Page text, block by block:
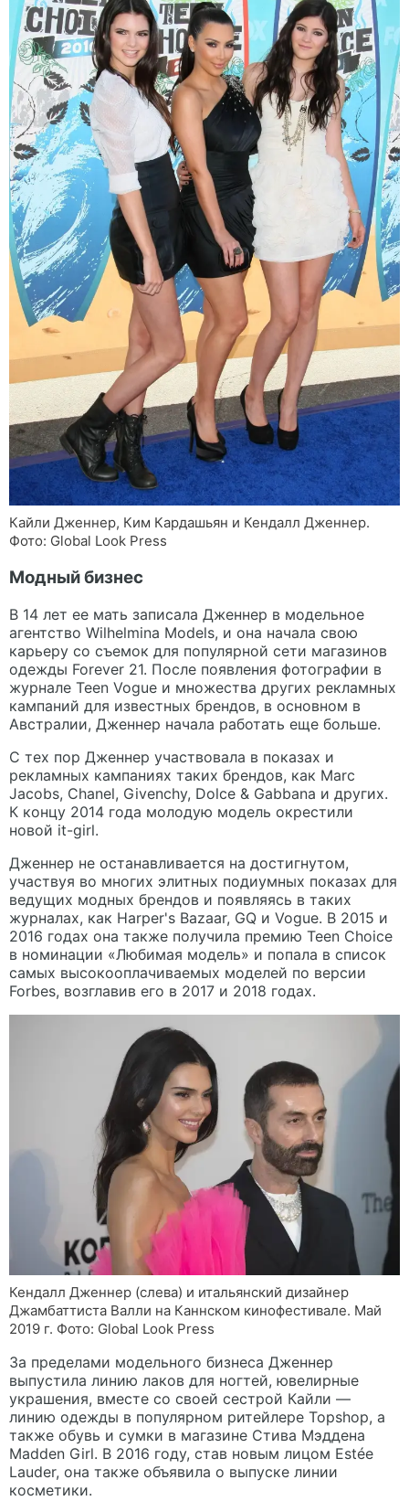
Кайли Дженнер, Ким Кардашьян и Кендалл Дженнер.
Фото: Global Look Press
Модный бизнес
В 14 лет ее мать записала Дженнер в модельное
агентство Wilhelmina Models, и она начала свою
карьеру со съемок для популярной сети магазинов
одежды Forever 21. После появления фотографии в
журнале Teen Vogue и множества других рекламных
кампаний для известных брендов, в основном в
Австралии, Дженнер начала работать еще больше.
С тех пор Дженнер участвовала в показах и
рекламных кампаниях таких брендов, как Marc
Jacobs, Chanel, Givenchy, Dolce & Gabbana и других.
К концу 2014 года молодую модель окрестили
новой it-girl.
Дженнер не останавливается на достигнутом,
участвуя во многих элитных подиумных показах для
ведущих модных брендов и появляясь в таких
журналах, как Harper's Bazaar, GQ и Vogue. В 2015 и
2016 годах она также получила премию Teen Choice
в номинации «Любимая модель» и попала в список
самых высокооплачиваемых моделей по версии
Forbes, возглавив его в 2017 и 2018 годах.
Кендалл Дженнер (слева) и итальянский дизайнер
Джамбаттиста Валли на Каннском кинофестивале. Май
2019 г. Фото: Global Look Press
За пределами модельного бизнеса Дженнер
выпустила линию лаков для ногтей, ювелирные
украшения, вместе со своей сестрой Кайли —
линию одежды в популярном ритейлере Topshop, а
также обувь и сумки в магазине Стива Мэддена
Madden Girl. В 2016 году, став новым лицом Estée
Lauder, она также объявила о выпуске линии
косметики.